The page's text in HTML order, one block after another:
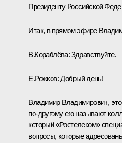
Президенту Российской
Итак, в прямом эфире
В.Кораблёва: Здравствуйте.
Е.Рожков:Добрый день!
Владимир Владимирович,
по‑другому его называют
который «Ростелеком»
вопросы, которые